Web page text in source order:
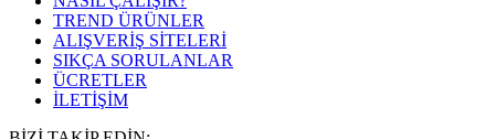
TREND ÜRÜNLER
ALIŞVERİŞ SİTELERİ
SIKÇA SORULANLAR
ÜCRETLER
İLETİŞİM